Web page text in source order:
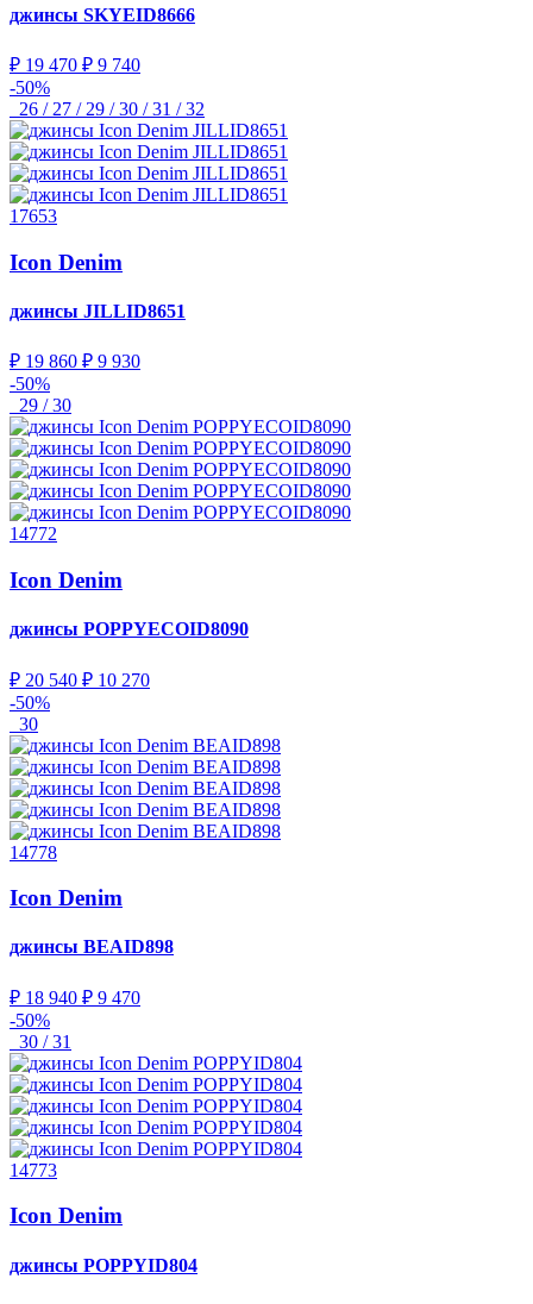
джинсы SKYEID8666
₽ 19 470 ₽ 9 740
-50%
26 / 27 / 29 / 30 / 31 / 32
17653
Icon Denim
джинсы JILLID8651
₽ 19 860 ₽ 9 930
-50%
29 / 30
14772
Icon Denim
джинсы POPPYECOID8090
₽ 20 540 ₽ 10 270
-50%
30
14778
Icon Denim
джинсы BEAID898
₽ 18 940 ₽ 9 470
-50%
30 / 31
14773
Icon Denim
джинсы POPPYID804